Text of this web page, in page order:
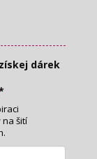
dárek
šití